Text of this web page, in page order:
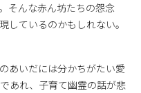
そんな赤ん坊たちの怨念
しているのかもしれない。
あいだには分かちがたい愛
あれ、子育て幽霊の話が悲